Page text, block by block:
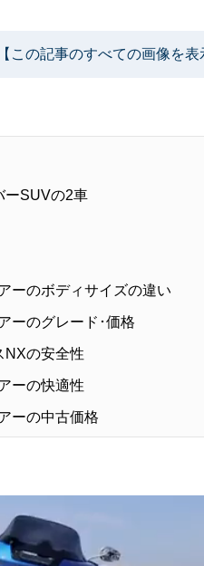
【この記事のすべての画像を表
ーSUVの2車
ーのボディサイズの違い
ーのグレード･価格
NXの安全性
ーの快適性
ーの中古価格